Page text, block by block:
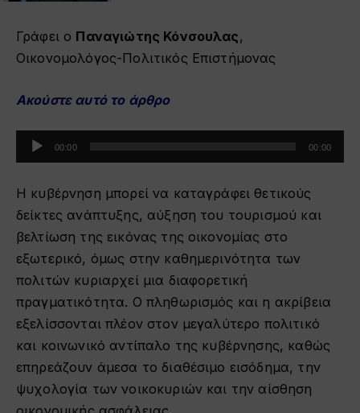
Γράφει ο Παναγιώτης Κόνσουλας,
Οικονομολόγος-Πολιτικός Επιστήμονας
Ακούστε αυτό το άρθρο
Πρόγραμμα
Αναπαραγωγής
00:00 00:00
Η κυβέρνηση μπορεί να καταγράφει θετικούς
δείκτες ανάπτυξης, αύξηση του τουρισμού και
βελτίωση της εικόνας της οικονομίας στο
εξωτερικό, όμως στην καθημερινότητα των
πολιτών κυριαρχεί μια διαφορετική
πραγματικότητα. Ο πληθωρισμός και η ακρίβεια
εξελίσσονται πλέον στον μεγαλύτερο πολιτικό
και κοινωνικό αντίπαλο της κυβέρνησης, καθώς
επηρεάζουν άμεσα το διαθέσιμο εισόδημα, την
ψυχολογία των νοικοκυριών και την αίσθηση